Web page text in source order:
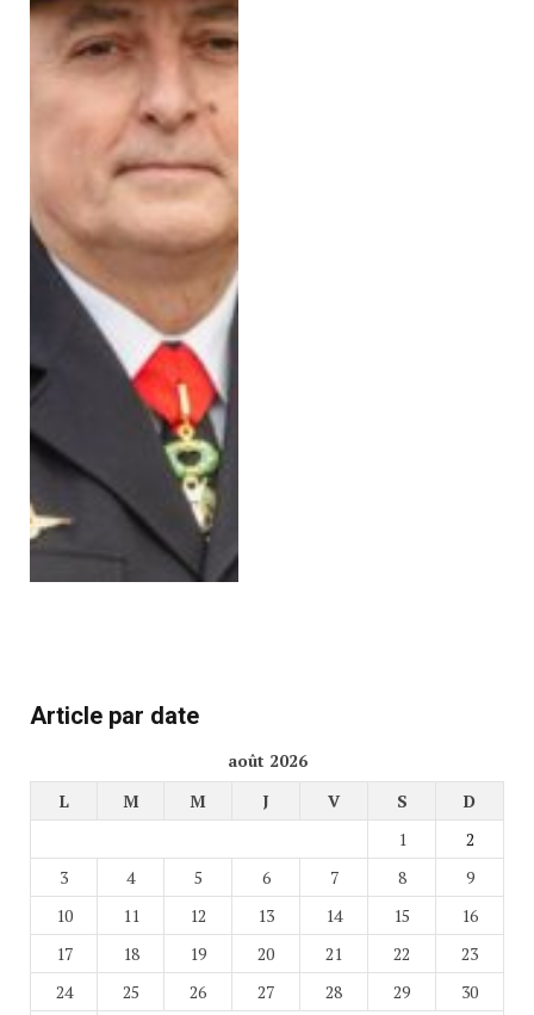
Article par date
août 2026
L
M M J V S
D
1
2
3
4 5 6 7 8
9
10
11 12 13 14 15
16
17
18 19 20 21 22
23
24
25 26 27 28 29
30